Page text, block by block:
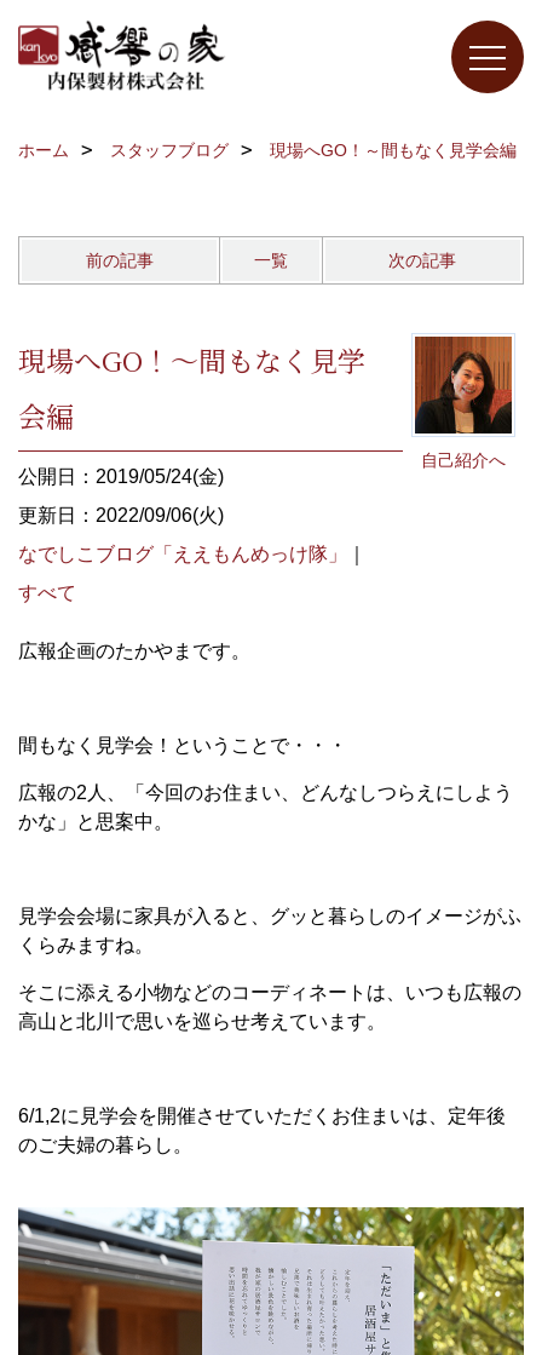
ホーム スタッフブログ 現場へGO！～間もなく見学会編
前の記事 一覧 次の記事
自己紹介へ
現場へGO！～間もなく見学
会編
公開日：2019/05/24(金)
更新日：2022/09/06(火)
なでしこブログ「ええもんめっけ隊」
すべて
広報企画のたかやまです。
間もなく見学会！ということで・・・
広報の2人、「今回のお住まい、どんなしつらえにしよう
かな」と思案中。
見学会会場に家具が入ると、グッと暮らしのイメージがふ
くらみますね。
そこに添える小物などのコーディネートは、いつも広報の
高山と北川で思いを巡らせ考えています。
6/1,2に見学会を開催させていただくお住まいは、定年後
のご夫婦の暮らし。